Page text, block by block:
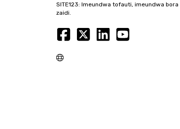
SITE123: Imeundwa tofauti, imeundwa bora
zaidi.